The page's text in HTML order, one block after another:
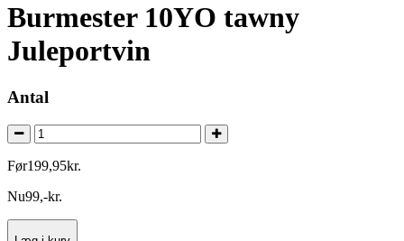
Burmester 10YO tawny
Juleportvin
Antal
Før199,95kr.
Nu99,-kr.